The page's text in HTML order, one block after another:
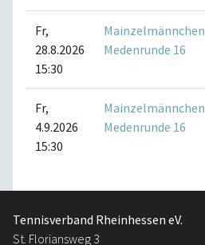
Fr,
28.8.2026
15:30
Mainzelmännchen
Medenrunde 16
Fr,
4.9.2026
15:30
Mainzelmännchen
Medenrunde 16
Tennisverband Rheinhessen eV.
St. Floriansweg 3